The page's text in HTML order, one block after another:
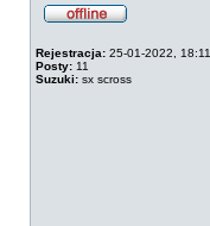
Rejestracja: 25-01-2022, 18:11
Posty: 11
Suzuki: sx scross